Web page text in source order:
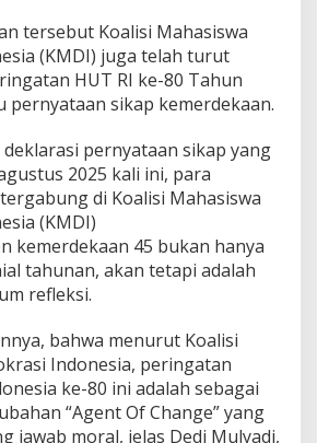
tersebut Koalisi Mahasiswa
(KMDI) juga telah turut
HUT RI ke-80 Tahun
pernyataan sikap kemerdekaan.
deklarasi pernyataan sikap yang
2025 kali ini, para
di Koalisi Mahasiswa
(KMDI)
kemerdekaan 45 bukan hanya
tahunan, akan tetapi adalah
refleksi.
bahwa menurut Koalisi
Indonesia, peringatan
ke-80 ini adalah sebagai
“Agent Of Change” yang
jawab moral, jelas Dedi Mulyadi,